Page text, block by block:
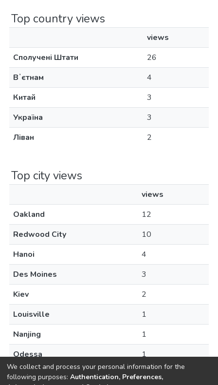
Top country views
views
Сполучені Штати
26
Вʼєтнам
4
Китай
3
Україна
3
Ліван
2
Top city views
views
Oakland
12
Redwood City
10
Hanoi
4
Des Moines
3
Kiev
2
Louisville
1
Nanjing
1
Odessa
1
We collect and process your personal information for the
following purposes: Authentication, Preferences,